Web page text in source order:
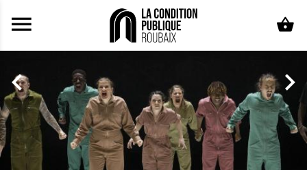
Aller au contenu principal